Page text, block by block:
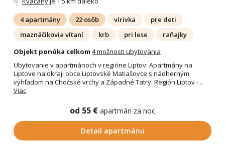
4 apartmány 22 osôb vírivka
pre deti
maznáčikovia vítaní
krb pri lese
raňajky
Objekt ponúka celkom 4 možnosti ubytovania
Ubytovanie v apartmánoch v regióne Liptov: Apartmány na
Liptove na okraji obce Liptovské Matiašovce s nádherným
výhľadom na Chočské vrchy a Západné Tatry. Región Liptov -...
Viac
od 55 € apartmán za noc
Detail apartmánu